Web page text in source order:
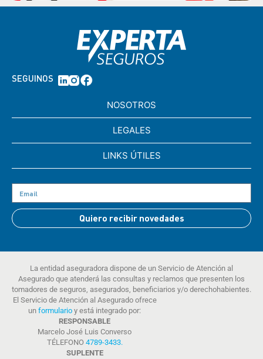
SEGUINOS
NOSOTROS
LEGALES
LINKS ÚTILES
Quiero recibir novedades
La entidad aseguradora dispone de un Servicio de Atención al
Asegurado que atenderá las consultas y reclamos que presenten los
tomadores de seguros, asegurados, beneficiarios y/o derechohabientes.
El Servicio de Atención al Asegurado ofrece
un formulario y está integrado por:
RESPONSABLE
Marcelo José Luis Converso
TÉLEFONO 4789-3433.
SUPLENTE